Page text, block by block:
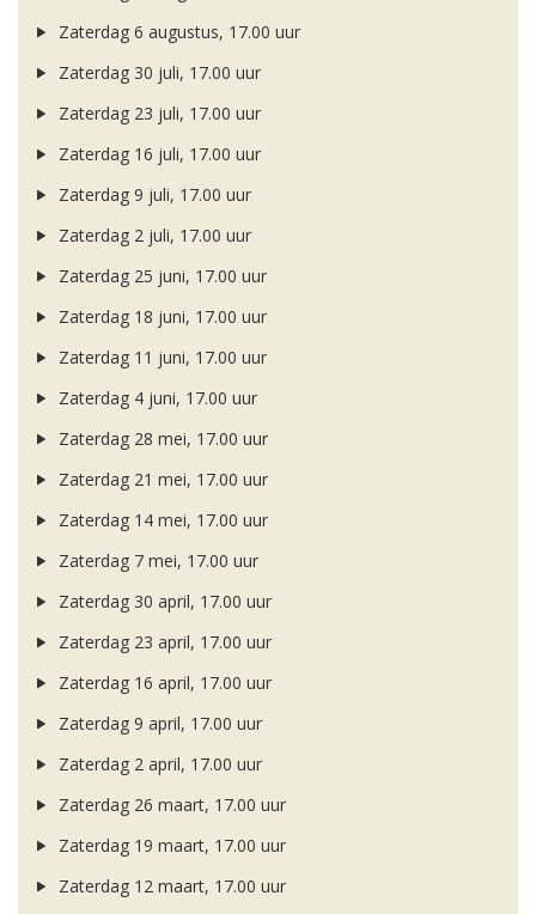
Zaterdag 6 augustus, 17.00 uur
Zaterdag 30 juli, 17.00 uur
Zaterdag 23 juli, 17.00 uur
Zaterdag 16 juli, 17.00 uur
Zaterdag 9 juli, 17.00 uur
Zaterdag 2 juli, 17.00 uur
Zaterdag 25 juni, 17.00 uur
Zaterdag 18 juni, 17.00 uur
Zaterdag 11 juni, 17.00 uur
Zaterdag 4 juni, 17.00 uur
Zaterdag 28 mei, 17.00 uur
Zaterdag 21 mei, 17.00 uur
Zaterdag 14 mei, 17.00 uur
Zaterdag 7 mei, 17.00 uur
Zaterdag 30 april, 17.00 uur
Zaterdag 23 april, 17.00 uur
Zaterdag 16 april, 17.00 uur
Zaterdag 9 april, 17.00 uur
Zaterdag 2 april, 17.00 uur
Zaterdag 26 maart, 17.00 uur
Zaterdag 19 maart, 17.00 uur
Zaterdag 12 maart, 17.00 uur